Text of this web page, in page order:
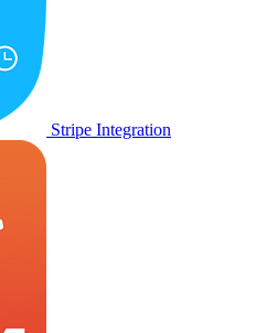
Stripe Integration